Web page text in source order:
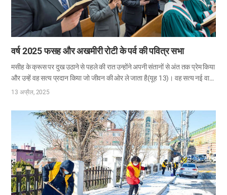
वर्ष 2025 फसह और अखमीरी रोटी के पर्व की पवित्र सभा
मसीह के क्रूस पर दुख उठाने से पहले की रात उन्होंने अपनी संतानों से अंत तक प्रेम किया
और उन्हें वह सत्य प्रदान किया जो जीवन की ओर ले जाता है(यूह 13)। वह सत्य नई वाचा
के फसह का पर्व है जो उनके गहरे और सच्चे प्रेम से भरा हुआ है। 12 अप्रैल की
कैलेंडर के अनुसार पहले महीने का 15वां दिन) फसह और अखमीरी रोटी का पर्व जिसे दुख
के पर्व के नाम से भी जाना जाता है, 175 देशों में 7,800 से अधिक चर्च ऑफ गॉड में
क्रमवार आयोजित किए गए। महासभा के दौरान स्वर्गीय माता ने ये वचन दिए कि सभी फसह
में निहित…
13 अप्रैल, 2025